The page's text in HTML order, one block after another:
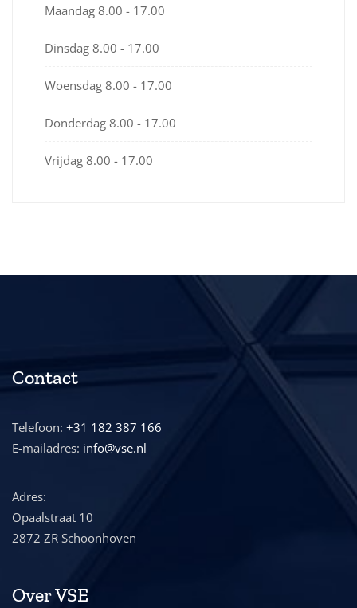
Maandag 8.00 - 17.00
Dinsdag 8.00 - 17.00
Woensdag 8.00 - 17.00
Donderdag 8.00 - 17.00
Vrijdag 8.00 - 17.00
Contact
Telefoon: +31 182 387 166
E-mailadres: info@vse.nl
Adres:
Opaalstraat 10
2872 ZR Schoonhoven
Over VSE